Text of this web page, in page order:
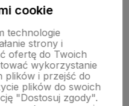
cookie
technologie
strony i
ofertę do Twoich
wykorzystanie
plików i przejść do
plików do swoich
"Dostosuj zgody".